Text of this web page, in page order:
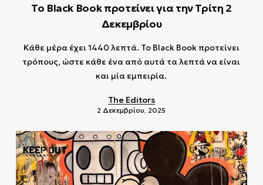
Το Black Book προτείνει για την Τρίτη 2
Δεκεμβρίου
Κάθε μέρα έχει 1440 λεπτά. Το Black Book προτείνει
τρόπους, ώστε κάθε ένα από αυτά τα λεπτά να είναι
και μία εμπειρία.
The Editors
2 Δεκεμβρίου, 2025